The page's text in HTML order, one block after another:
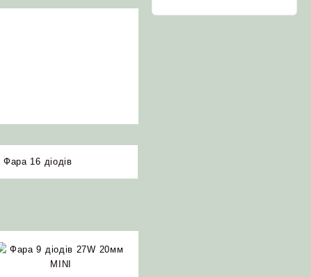
Фара 16 діодів